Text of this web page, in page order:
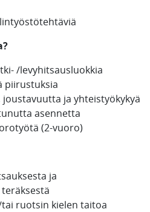
/levyhitsausluokkia
piirustuksia
ja yhteistyökykyä
asennetta
(2-vuoro)
ja
ruotsin kielen taitoa